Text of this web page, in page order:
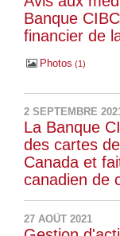
Banque
financier de
Photos 1
2 SEPTEMBRE
La Banque
des cartes
Canada et
canadien de
27 AOÛT 2021